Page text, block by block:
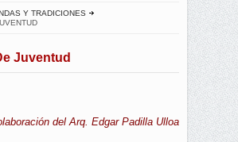
Y TRADICIONES
Juventud
del Arq. Edgar Padilla Ulloa